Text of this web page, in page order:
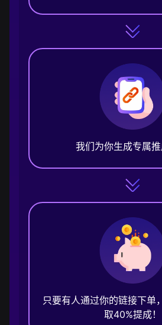
我们为你生成专属
只要有人通过你的链接下单
取40%提成！